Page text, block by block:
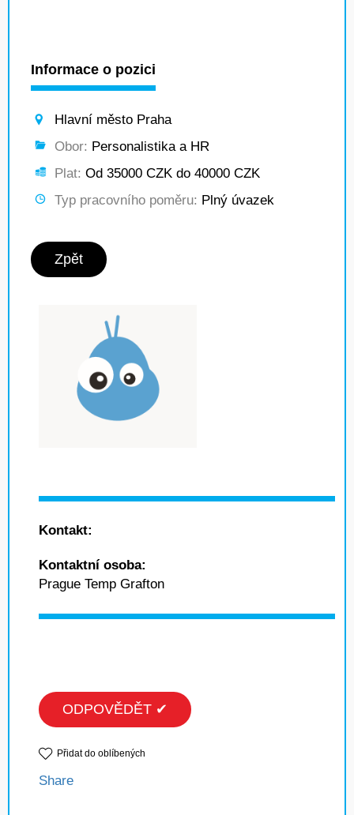
Informace o pozici
Hlavní město Praha
Obor: Personalistika a HR
Plat: Od 35000 CZK do 40000 CZK
Typ pracovního poměru: Plný úvazek
Zpět
Kontakt:
Kontaktní osoba:
Prague Temp Grafton
ODPOVĚDĚT ✔
Přidat do oblíbených
Share